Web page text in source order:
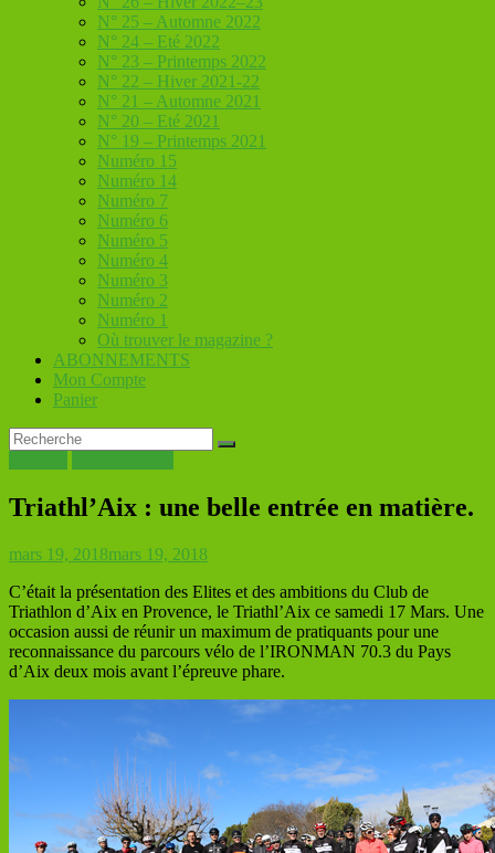
N° 25 – Automne 2022
N° 24 – Eté 2022
N° 23 – Printemps 2022
N° 22 – Hiver 2021-22
N° 21 – Automne 2021
N° 20 – Eté 2021
N° 19 – Printemps 2021
Numéro 15
Numéro 14
Numéro 7
Numéro 6
Numéro 5
Numéro 4
Numéro 3
Numéro 2
Numéro 1
Où trouver le magazine ?
ABONNEMENTS
Mon Compte
Panier
Triathl’Aix : une belle entrée en matière.
mars 19, 2018mars 19, 2018
C’était la présentation des Elites et des ambitions du Club de
Triathlon d’Aix en Provence, le Triathl’Aix ce samedi 17 Mars. Une
occasion aussi de réunir un maximum de pratiquants pour une
reconnaissance du parcours vélo de l’IRONMAN 70.3 du Pays
d’Aix deux mois avant l’épreuve phare.